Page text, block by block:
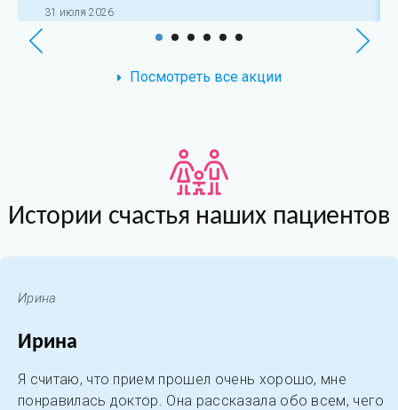
31 июля 2026
Посмотреть все акции
Истории счастья наших пациентов
Ирина
Ирина
Я считаю, что прием прошел очень хорошо, мне
понравилась доктор. Она рассказала обо всем, чего